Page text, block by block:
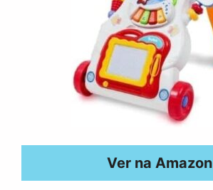
Ver na Amazon